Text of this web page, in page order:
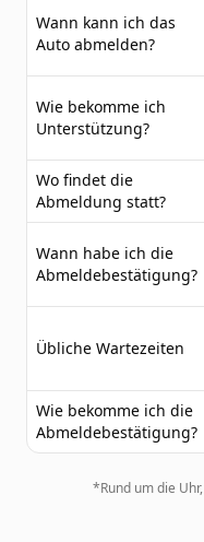
Wann kann ich das
Auto abmelden?
Wie bekomme ich
Unterstützung?
Wo findet die
Abmeldung statt?
Wann habe ich die
Abmeldebestätigung?
Übliche Wartezeiten
Wie bekomme ich die
Abmeldebestätigung?
*Rund um die